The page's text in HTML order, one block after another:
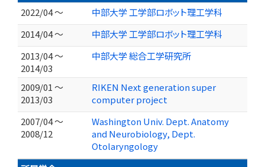
2022/04 ～
中部大学 工学部ロボット理工学科
2014/04 ～
中部大学 工学部ロボット理工学科
2013/04 ～
2014/03
中部大学 総合工学研究所
2009/01 ～
2013/03
RIKEN Next generation super
computer project
2007/04 ～
2008/12
Washington Univ. Dept. Anatomy
and Neurobiology, Dept.
Otolaryngology